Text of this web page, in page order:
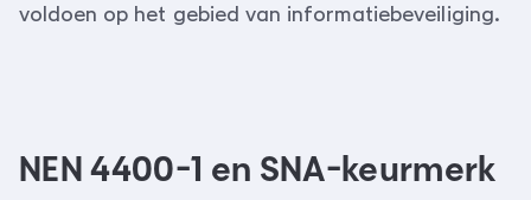
voldoen op het gebied van informatiebeveiliging.
NEN 4400-1 en SNA-keurmerk